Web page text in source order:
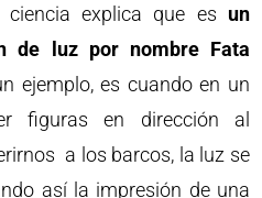
explica que es un
de luz por nombre Fata
ejemplo, es cuando en un
figuras en dirección al
a los barcos, la luz se
así la impresión de una